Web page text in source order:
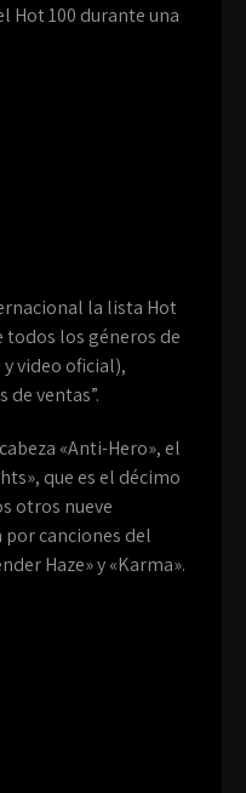
Hot 100 durante una
la lista Hot
todos los géneros de
video oficial),
ventas”.
«Anti-Hero», el
que es el décimo
otros nueve
canciones del
Haze» y «Karma».